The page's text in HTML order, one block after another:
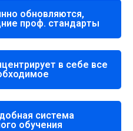
обновляются,
проф. стандарты
в себе все
система
обучения